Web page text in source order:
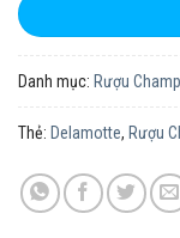
Danh mục: Rượu
Thẻ: Delamotte, Rượu